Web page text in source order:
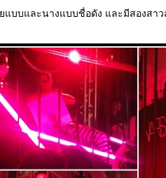
แบบและนางแบบชื่อดัง และมีสองส